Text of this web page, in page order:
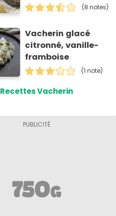
(8 notes)
Vacherin glacé
citronné, vanille-
framboise
(1 note)
Recettes Vacherin